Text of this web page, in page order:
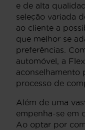
e de alta
seleção variada
ao cliente a
que melhor se
preferências.
automóvel, a
aconselhamento
processo de
Além de uma
empenha-se em
Ao optar por